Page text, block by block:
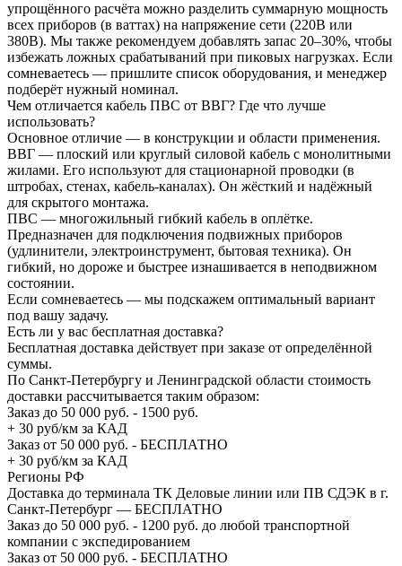
упрощённого расчёта можно разделить суммарную мощность
всех приборов (в ваттах) на напряжение сети (220В или
380В). Мы также рекомендуем добавлять запас 20–30%, чтобы
избежать ложных срабатываний при пиковых нагрузках. Если
сомневаетесь — пришлите список оборудования, и менеджер
подберёт нужный номинал.
Чем отличается кабель ПВС от ВВГ? Где что лучше
использовать?
Основное отличие — в конструкции и области применения.
ВВГ — плоский или круглый силовой кабель с монолитными
жилами. Его используют для стационарной проводки (в
штробах, стенах, кабель-каналах). Он жёсткий и надёжный
для скрытого монтажа.
ПВС — многожильный гибкий кабель в оплётке.
Предназначен для подключения подвижных приборов
(удлинители, электроинструмент, бытовая техника). Он
гибкий, но дороже и быстрее изнашивается в неподвижном
состоянии.
Если сомневаетесь — мы подскажем оптимальный вариант
под вашу задачу.
Есть ли у вас бесплатная доставка?
Бесплатная доставка действует при заказе от определённой
суммы.
По Санкт-Петербургу и Ленинградской области стоимость
доставки рассчитывается таким образом:
Заказ до 50 000 руб. - 1500 руб.
+ 30 руб/км за КАД
Заказ от 50 000 руб. - БЕСПЛАТНО
+ 30 руб/км за КАД
Регионы РФ
Доставка до терминала ТК Деловые линии или ПВ СДЭК в г.
Санкт-Петербург — БЕСПЛАТНО
Заказ до 50 000 руб. - 1200 руб. до любой транспортной
компании с экспедированием
Заказ от 50 000 руб. - БЕСПЛАТНО